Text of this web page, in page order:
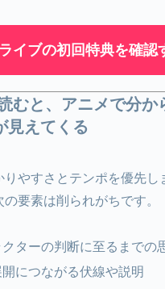
イブの初回特典を確認
むと、アニメで分か
見えてくる
やすさとテンポを優先し
要素は削られがちです。
クターの判断に至るまでの
開につながる伏線や説明